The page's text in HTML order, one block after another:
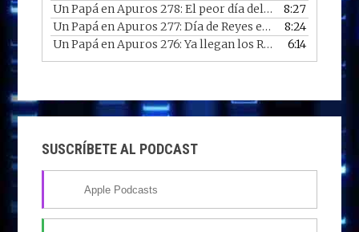
Un Papá en Apuros 278: El peor día del año
— 07/01/2026
8:27
Un Papá en Apuros 277: Día de Reyes en 2026
— 06/01/
8:24
Un Papá en Apuros 276: Ya llegan los Reyes
— 05/01/2026
6:14
SUSCRÍBETE AL PODCAST
Apple Podcasts